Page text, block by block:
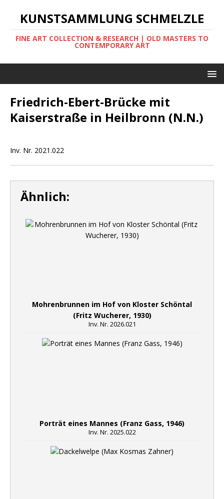
KUNSTSAMMLUNG SCHMELZLE
FINE ART COLLECTION & RESEARCH | OLD MASTERS TO
CONTEMPORARY ART
Friedrich-Ebert-Brücke mit
Kaiserstraße in Heilbronn (N.N.)
Inv. Nr. 2021.022
Ähnlich:
Mohrenbrunnen im Hof von Kloster Schöntal
(Fritz Wucherer, 1930)
Inv. Nr. 2026.021
Porträt eines Mannes (Franz Gass, 1946)
Inv. Nr. 2025.022